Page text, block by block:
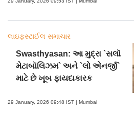
લાઇફસ્ટાઈલ સમાચાર
Swasthyasan: આ મુદ્રા `સલૉ
મેટાબૉલિઝમ` અને `લો એનર્જી`
માટે છે ખૂબ ફાયદાકારક
29 January, 2026 09:48 IST | Mumbai